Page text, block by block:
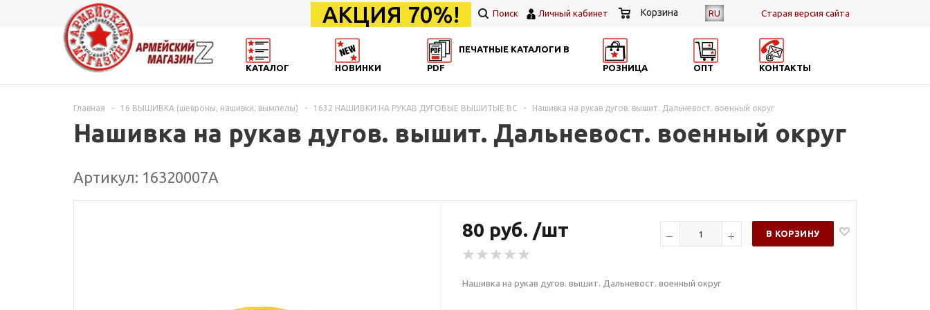
RU Cтарая версия сайта
АКЦИЯ 70%! Поиск Личный кабинет Корзина
КАТАЛОГ НОВИНКИ
ПЕЧАТНЫЕ КАТАЛОГИ В
PDF
РОЗНИЦА ОПТ КОНТАКТЫ
Главная - 16 ВЫШИВКА (шевроны, нашивки, вымпелы) - 1632 НАШИВКИ НА РУКАВ ДУГОВЫЕ ВЫШИТЫЕ ВС - Нашивка на рукав дугов. вышит. Дальневост. военный округ
Нашивка на рукав дугов. вышит. Дальневост. военный округ
Артикул: 16320007А
80 руб. /шт В КОРЗИНУ
Нашивка на рукав дугов. вышит. Дальневост. военный округ